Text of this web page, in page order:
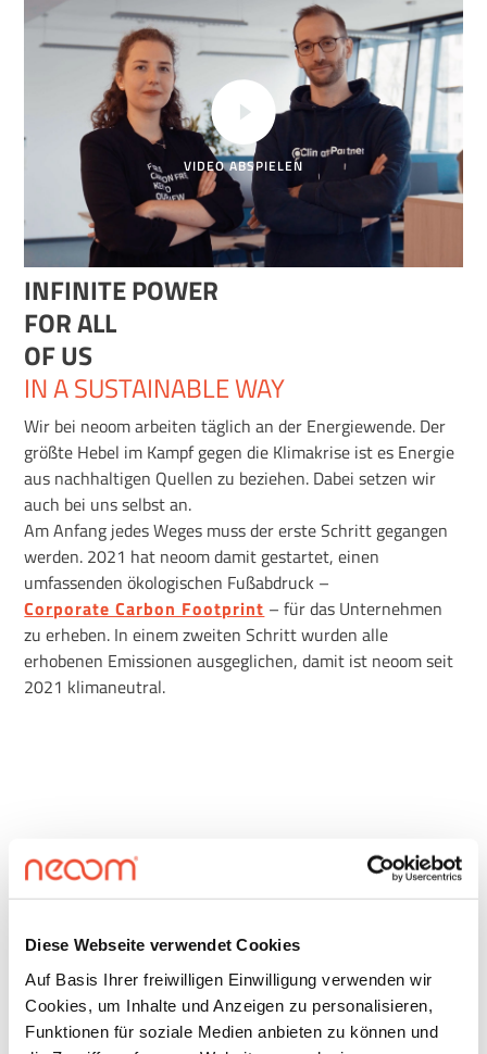
Diese Webseite verwendet Cookies
Auf Basis Ihrer freiwilligen Einwilligung verwenden wir
Cookies, um Inhalte und Anzeigen zu personalisieren,
Funktionen für soziale Medien anbieten zu können und
VIDEO ABSPIELEN
INFINITE POWER
FOR ALL
OF US
IN A SUSTAINABLE WAY
Wir bei neoom arbeiten täglich an der Energiewende. Der
größte Hebel im Kampf gegen die Klimakrise ist es Energie
aus nachhaltigen Quellen zu beziehen. Dabei setzen wir
auch bei uns selbst an.
Am Anfang jedes Weges muss der erste Schritt gegangen
werden. 2021 hat neoom damit gestartet, einen
umfassenden ökologischen Fußabdruck –
Corporate Carbon Footprint – für das Unternehmen
zu erheben. In einem zweiten Schritt wurden alle
erhobenen Emissionen ausgeglichen, damit ist neoom seit
2021 klimaneutral.
neoom 2021
Corporate Carbon Footprint